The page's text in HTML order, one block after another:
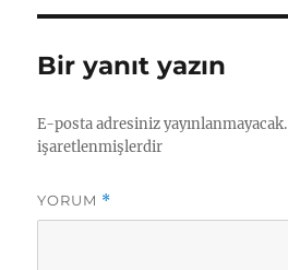
Bir yanıt yazın
E-posta adresiniz yayınlanmayacak.
işaretlenmişlerdir
YORUM *